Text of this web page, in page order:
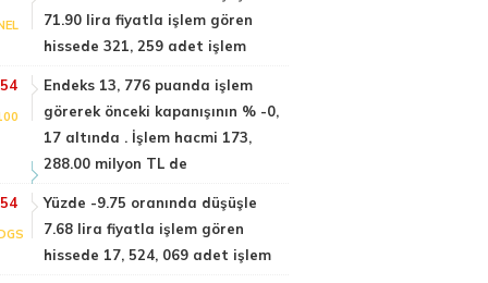
71.90 lira fiyatla işlem gören
hissede 321, 259 adet işlem
Endeks 13, 776 puanda işlem
görerek önceki kapanışının % -0,
17 altında . İşlem hacmi 173,
288.00 milyon TL de
Yüzde -9.75 oranında düşüşle
7.68 lira fiyatla işlem gören
hissede 17, 524, 069 adet işlem